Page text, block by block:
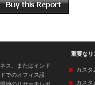
ス、またはインド
でのオフィス設
重要なリ
カスタ
カスタ